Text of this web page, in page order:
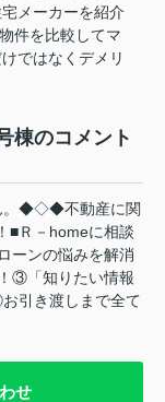
メーカーを紹介
件を比較してマ
ではなくデメリ
のコメント
。◆◇◆不動産に関
■Ｒ－homeに相談
ーンの悩みを解消
③「知りたい情報
引き渡しまで全て
せ